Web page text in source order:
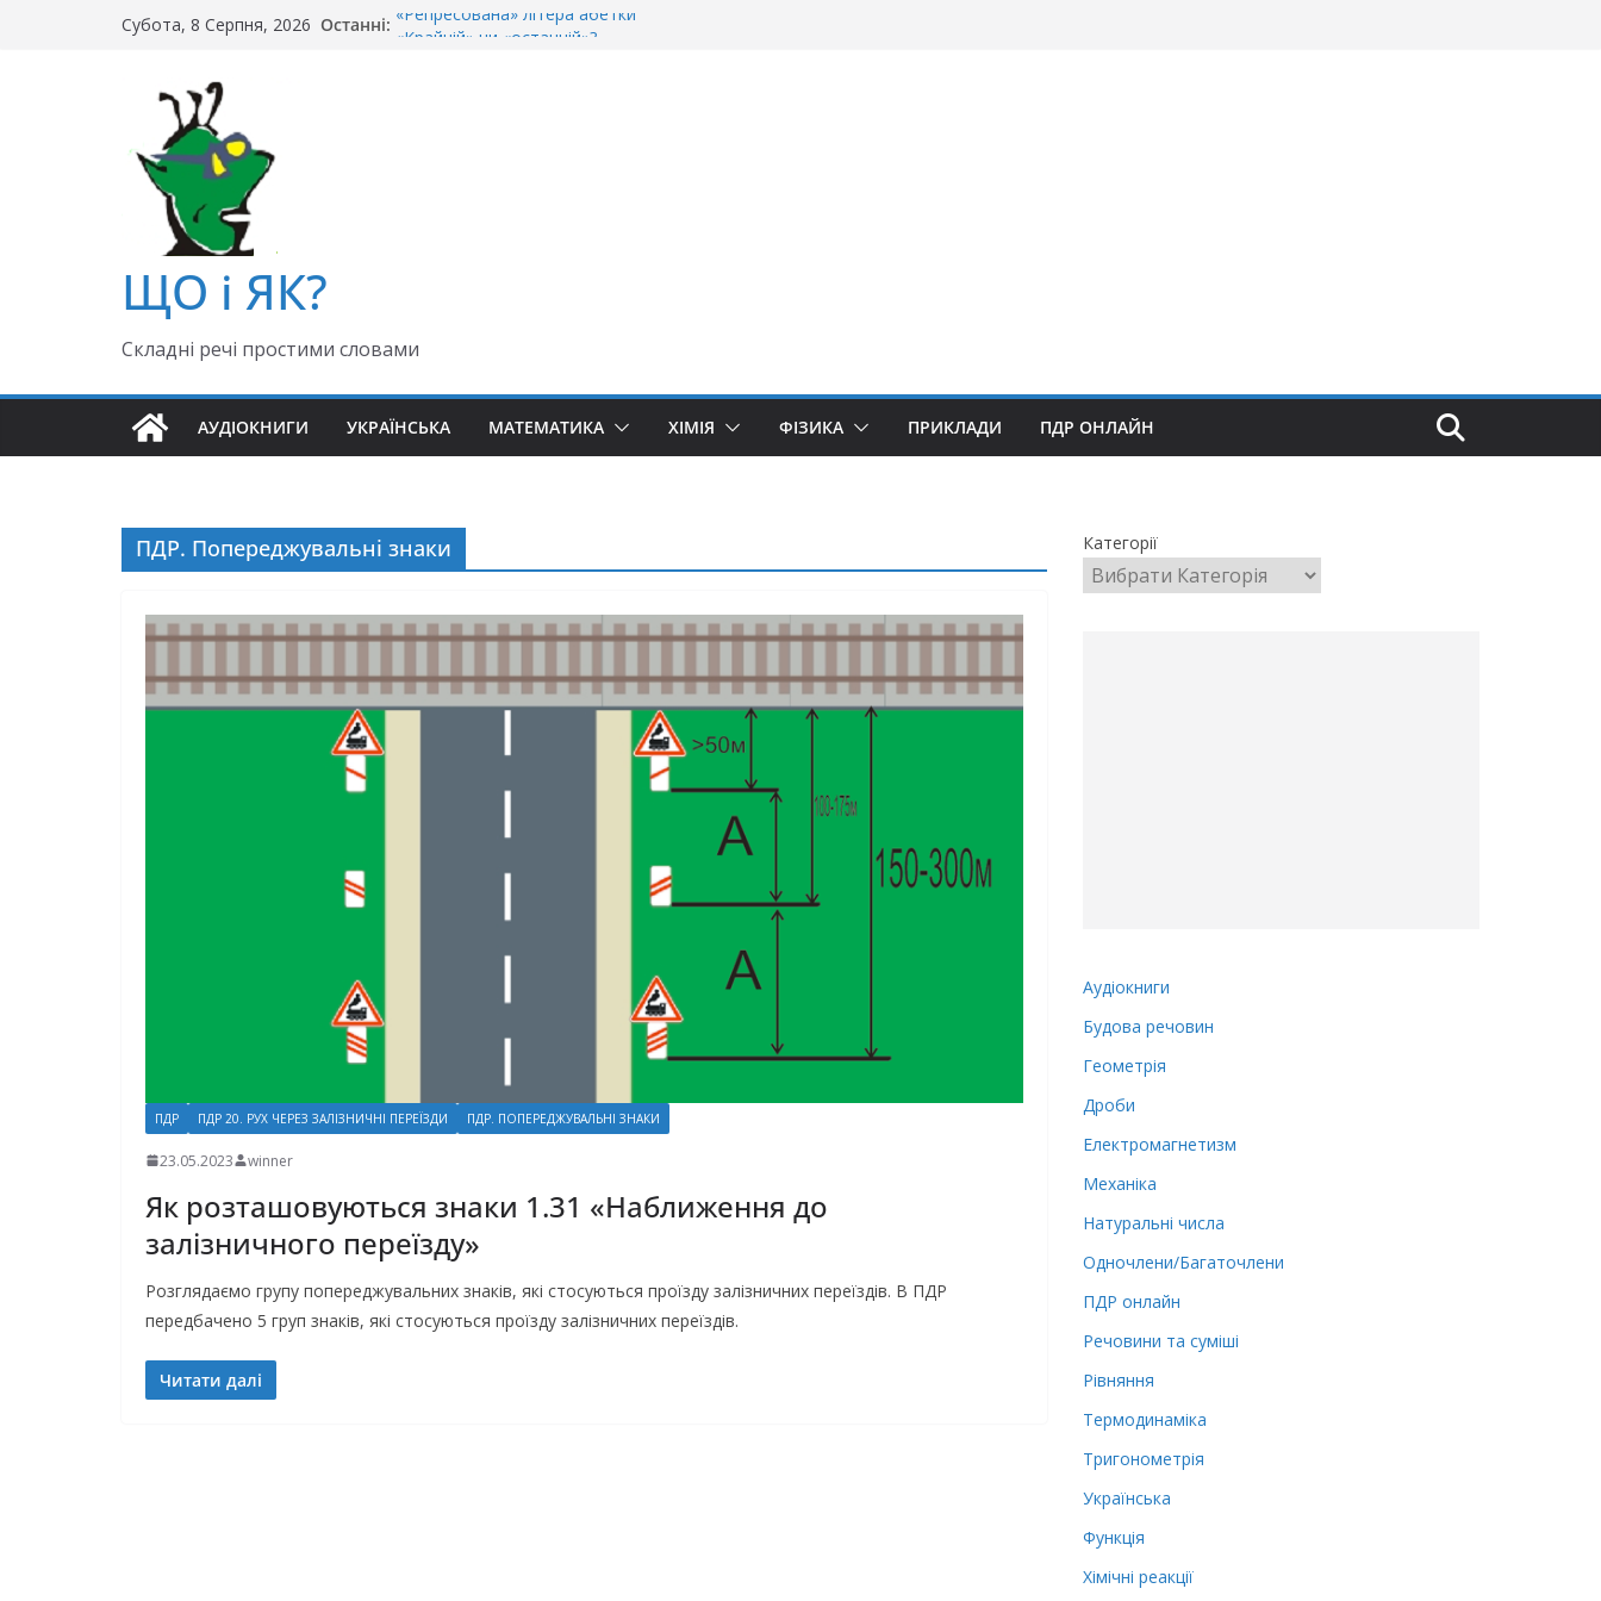
Субота, 8 Серпня, 2026 Останні: «Репресована» літера абетки
ЩО і ЯК?
Складні речі простими словами
АУДІОКНИГИ УКРАЇНСЬКА МАТЕМАТИКА ХІМІЯ ФІЗИКА ПРИКЛАДИ ПДР ОНЛАЙН
ПДР. Попереджувальні знаки
ПДР ПДР 20. РУХ ЧЕРЕЗ ЗАЛІЗНИЧНІ ПЕРЕЇЗДИ ПДР. ПОПЕРЕДЖУВАЛЬНІ ЗНАКИ
23.05.2023 winner
Як розташовуються знаки 1.31 «Наближення до
залізничного переїзду»
Розглядаємо групу попереджувальних знаків, які стосуються проїзду залізничних переїздів. В ПДР
передбачено 5 груп знаків, які стосуються проїзду залізничних переїздів.
Читати далі
Категорії
Аудіокниги
Будова речовин
Геометрія
Дроби
Електромагнетизм
Механіка
Натуральні числа
Одночлени/Багаточлени
ПДР онлайн
Речовини та суміші
Рівняння
Термодинаміка
Тригонометрія
Українська
Функція
Хімічні реакції